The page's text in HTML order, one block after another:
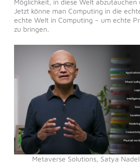
Jetzt könne man Computing in die
echte Welt in Computing – um echte
zu bringen.
Metaverse Solutions, Satya